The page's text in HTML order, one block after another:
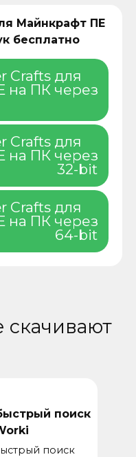
Майнкрафт ПЕ
бесплатно
Crafts для
на ПК через
Crafts для
на ПК через
32-bit
Crafts для
на ПК через
64-bit
скачивают
поиск
поиск